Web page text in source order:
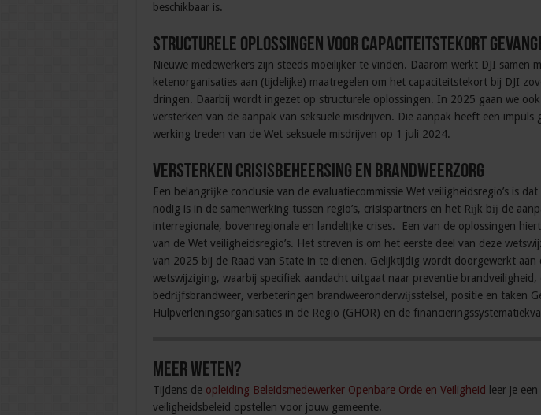
beschikbaar is.
Structurele oplossingen voor capaciteitstekort
Nieuwe medewerkers zijn steeds moeilijker te vinden. Daarom werkt DJI samen
ketenorganisaties aan (tijdelijke) maatregelen om het capaciteitstekort bij DJI
dringen. Daarbij wordt ingezet op structurele oplossingen. In 2025 gaan we
versterken van de aanpak van seksuele misdrijven. Die aanpak heeft een impuls
werking treden van de Wet seksuele misdrijven op 1 juli 2024.
Versterken crisisbeheersing en brandweerzorg
Een belangrĳke conclusie van de evaluatiecommissie Wet veiligheidsregio’s is
nodig is in de samenwerking tussen regio’s, crisispartners en het Rĳk bĳ de
interregionale, bovenregionale en landelĳke crises. Een van de oplossingen
van de Wet veiligheidsregio’s. Het streven is om het eerste deel van deze
van 2025 bij de Raad van State in te dienen. Gelijktijdig wordt doorgewerkt aan
wetswijziging, waarbij specifiek aandacht uitgaat naar preventie brandveiligheid,
bedrĳfsbrandweer, verbeteringen brandweeronderwĳsstelsel, positie en taken
Hulpverleningsorganisaties in de Regio (GHOR) en de
Meer weten?
Tijdens de opleiding Beleidsmedewerker Openbare Orde en Veiligheid leer je
veiligheidsbeleid opstellen voor jouw gemeente.